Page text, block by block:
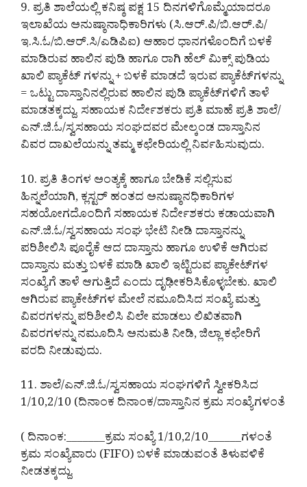
9. ಪ್ರತಿ ಶಾಲೆಯಲ್ಲಿ ಕನಿಷ್ಠ ಪಕ್ಷ 15 ದಿನಗಳಿಗೊಮ್ಮೆಯಾದರೂ
ಇಲಾಖೆಯ ಅನುಷ್ಠಾನಾಧಿಕಾರಿಗಳು (ಸಿ.ಆರ್.ಪಿ/ಬಿ.ಆರ್.ಪಿ/
ಇ.ಸಿ.ಓ/ಬಿ.ಆರ್.ಸಿ/ಎಡಿಪಿಐ) ಆಹಾರ ಧಾನಗಳೊಂದಿಗೆ ಬಳಕೆ
ಮಾಡಿರುವ ಹಾಲಿನ ಪುಡಿ ಹಾಗೂ ರಾಗಿ ಹೆಲ್ ಮಿಕ್ಸ್ ಪುಡಿಯ
ಖಾಲಿ ಪ್ಯಾಕೆಟ್ ಗಳನ್ನು + ಬಳಕೆ ಮಾಡದೆ ಇರುವ ಪ್ಯಾಕೆಟ್‌ಗಳನ್ನು
= ಒಟ್ಟು ದಾಸ್ತಾನಿನಲ್ಲಿರುವ ಹಾಲಿನ ಪುಡಿ ಪ್ಯಾಕೆಟ್‌ಗಳಿಗೆ ತಾಳೆ
ಮಾಡತಕ್ಕದ್ದು. ಸಹಾಯಕ ನಿರ್ದೇಶಕರು ಪ್ರತಿ ಮಾಹೆ ಪ್ರತಿ ಶಾಲೆ/
ಎನ್.ಜಿ.ಓ/ಸ್ವಸಹಾಯ ಸಂಘದವರ ಮೇಲ್ಕಂಡ ದಾಸ್ತಾನಿನ
ವಿವರ ದಾಖಲೆಯನ್ನು ತಮ್ಮ ಕಛೇರಿಯಲ್ಲಿ ನಿರ್ವಹಿಸುವುದು.
10. ಪ್ರತಿ ತಿಂಗಳ ಅಂತ್ಯಕ್ಕೆ ಹಾಗೂ ಬೇಡಿಕೆ ಸಲ್ಲಿಸುವ
ಹಿನ್ನಲೆಯಾಗಿ, ಕ್ಲಸ್ಟರ್ ಹಂತದ ಅನುಷ್ಠಾನಧಿಕಾರಿಗಳ
ಸಹಯೋಗದೊಂದಿಗೆ ಸಹಾಯಕ ನಿರ್ದೇಶಕರು ಕಡಾಯವಾಗಿ
ಎನ್.ಜಿ.ಓ/ಸ್ವಸಹಾಯ ಸಂಘ ಭೇಟಿ ನೀಡಿ ದಾಸ್ತಾನನ್ನು
ಪರಿಶೀಲಿಸಿ ಪೂರೈಕೆ ಆದ ದಾಸ್ತಾನು ಹಾಗೂ ಉಳಿಕೆ ಆಗಿರುವ
ದಾಸ್ತಾನು ಮತ್ತು ಬಳಕೆ ಮಾಡಿ ಖಾಲಿ ಇಟ್ಟಿರುವ ಪ್ಯಾಕೇಟ್‌ಗಳ
ಸಂಖ್ಯೆಗೆ ತಾಳೆ ಆಗುತ್ತಿದೆ ಎಂದು ದೃಢೀಕರಿಸಿಕೊಳ್ಳಬೇಕು. ಖಾಲಿ
ಆಗಿರುವ ಪ್ಯಾಕೇಟ್‌ಗಳ ಮೇಲೆ ನಮೂದಿಸಿದ ಸಂಖ್ಯೆ ಮತ್ತು
ವಿವರಗಳನ್ನು ಪರಿಶೀಲಿಸಿ ವಿಲೇ ಮಾಡಲು ಲಿಖಿತವಾಗಿ
ವಿವರಗಳನ್ನು ನಮೂದಿಸಿ ಅನುಮತಿ ನೀಡಿ, ಜಿಲ್ಲಾ ಕಛೇರಿಗೆ
ವರದಿ ನೀಡುವುದು.
11. ಶಾಲೆ/ಎನ್.ಜಿ.ಓ/ಸ್ವಸಹಾಯ ಸಂಘಗಳಿಗೆ ಸ್ವೀಕರಿಸಿದ
1/10,2/10 (ದಿನಾಂಕ ದಿನಾಂಕ/ದಾಸ್ತಾನಿನ ಕ್ರಮ ಸಂಖ್ಯೆಗಳಂತೆ
( ದಿನಾಂಕ:_______ಕ್ರಮ ಸಂಖ್ಯೆ 1/10,2/10______ಗಳಂತೆ
ಕ್ರಮ ಸಂಖ್ಯೆವಾರು (FIFO) ಬಳಕೆ ಮಾಡುವಂತೆ ತಿಳುವಳಿಕೆ
ನೀಡತಕ್ಕದ್ದು.